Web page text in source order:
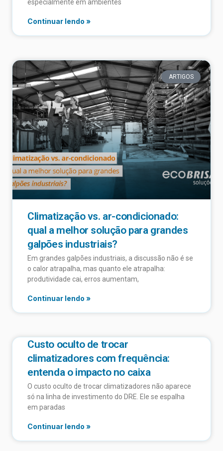
especialmente em ambientes
Continuar lendo »
ARTIGOS
Climatização vs. ar-condicionado:
qual a melhor solução para grandes
galpões industriais?
Em grandes galpões industriais, a discussão não é se
o calor atrapalha, mas quanto ele atrapalha:
produtividade cai, erros aumentam,
Continuar lendo »
Custo oculto de trocar
climatizadores com frequência:
entenda o impacto no caixa
O custo oculto de trocar climatizadores não aparece
só na linha de investimento do DRE. Ele se espalha
em paradas
Continuar lendo »